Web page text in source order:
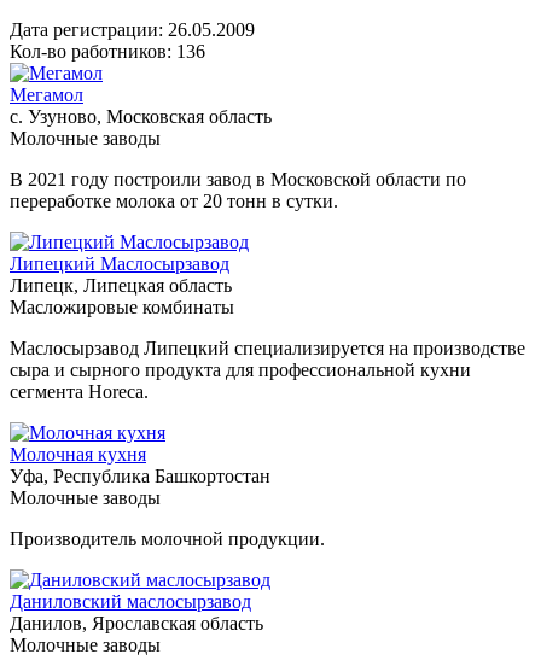
Дата регистрации: 26.05.2009
Кол-во работников: 136
Мегамол
с. Узуново, Московская область
Молочные заводы
В 2021 году построили завод в Московской области по
переработке молока от 20 тонн в сутки.
Липецкий Маслосырзавод
Липецк, Липецкая область
Масложировые комбинаты
Маслосырзавод Липецкий специализируется на производстве
сыра и сырного продукта для профессиональной кухни
сегмента Horeca.
Молочная кухня
Уфа, Республика Башкортостан
Молочные заводы
Производитель молочной продукции.
Даниловский маслосырзавод
Данилов, Ярославская область
Молочные заводы